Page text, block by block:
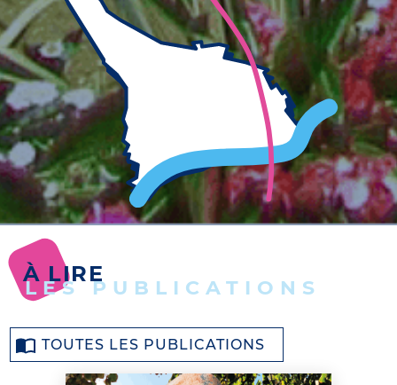
À LIRE
LES PUBLICATIONS
TOUTES LES PUBLICATIONS